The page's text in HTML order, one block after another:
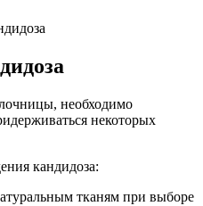
необходимо
некоторых
кандидоза:
тканям при выборе